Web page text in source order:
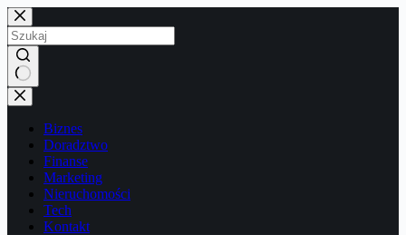
Przejdź
do
treści
Brak
wyników
Biznes
Doradztwo
Finanse
Marketing
Nieruchomości
Tech
Kontakt